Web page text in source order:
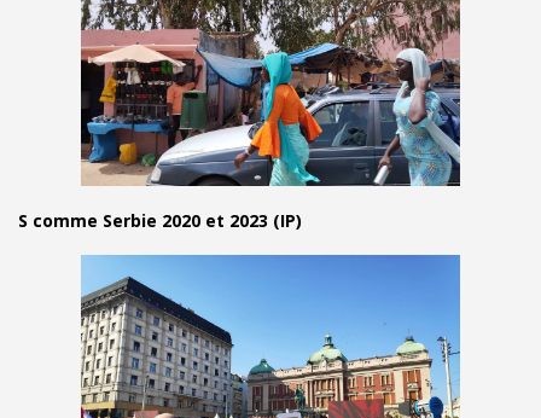
S comme Serbie 2020 et 2023 (IP)